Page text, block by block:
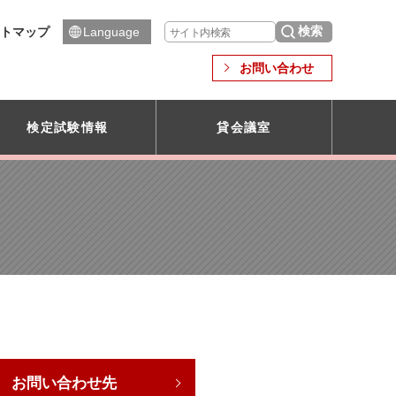
マップ Language
お問い合わせ
検定試験情報 貸会議室
お問い合わせ先